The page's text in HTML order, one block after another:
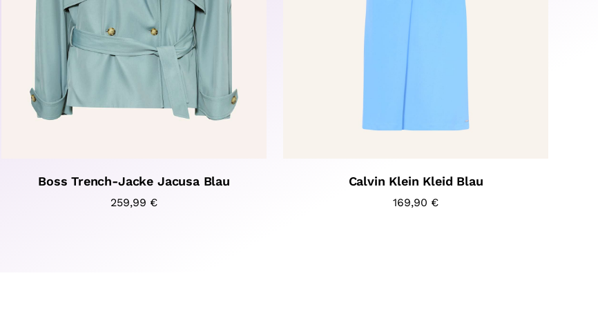
Boss Trench-Jacke Jacusa Blau
259,99 €
Calvin Klein Kleid Blau
169,90 €